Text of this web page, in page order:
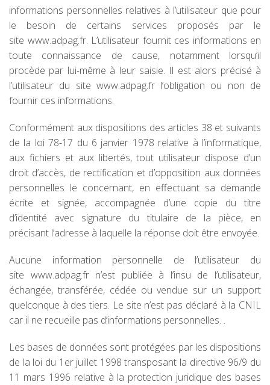
informations personnelles relatives à l’utilisateur que pour
le besoin de certains services proposés par le
site www.adpag.fr. L’utilisateur fournit ces informations en
toute connaissance de cause, notamment lorsqu’il
procède par lui-même à leur saisie. Il est alors précisé à
l’utilisateur du site www.adpag.fr l’obligation ou non de
fournir ces informations.
Conformément aux dispositions des articles 38 et suivants
de la loi 78-17 du 6 janvier 1978 relative à l’informatique,
aux fichiers et aux libertés, tout utilisateur dispose d’un
droit d’accès, de rectification et d’opposition aux données
personnelles le concernant, en effectuant sa demande
écrite et signée, accompagnée d’une copie du titre
d’identité avec signature du titulaire de la pièce, en
précisant l’adresse à laquelle la réponse doit être envoyée.
Aucune information personnelle de l’utilisateur du
site www.adpag.fr n’est publiée à l’insu de l’utilisateur,
échangée, transférée, cédée ou vendue sur un support
quelconque à des tiers. Le site n’est pas déclaré à la CNIL
car il ne recueille pas d’informations personnelles. .
Les bases de données sont protégées par les dispositions
de la loi du 1er juillet 1998 transposant la directive 96/9 du
11 mars 1996 relative à la protection juridique des bases